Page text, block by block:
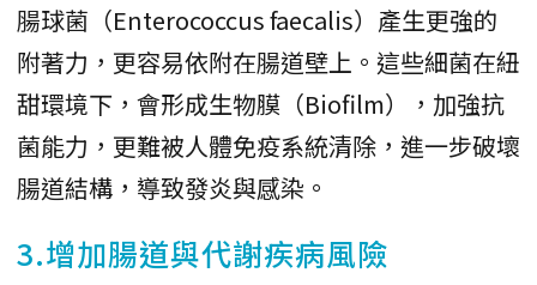
腸球菌（Enterococcus faecalis）產生更強的
附著力，更容易依附在腸道壁上。這些細菌在紐
甜環境下，會形成生物膜（Biofilm），加強抗
菌能力，更難被人體免疫系統清除，進一步破壞
腸道結構，導致發炎與感染。
3.增加腸道與代謝疾病風險